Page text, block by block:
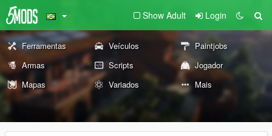
Show Adult Login
Ferramentas Veículos
Paintjobs
Armas
Scripts
Jogador
Mapas
Variados Mais